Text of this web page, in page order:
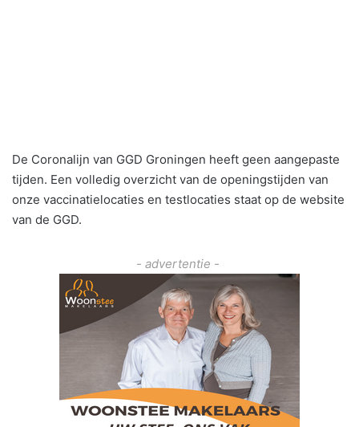
De Coronalijn van GGD Groningen heeft geen aangepaste
tijden. Een volledig overzicht van de openingstijden van
onze vaccinatielocaties en testlocaties staat op de website
van de GGD.
- advertentie -